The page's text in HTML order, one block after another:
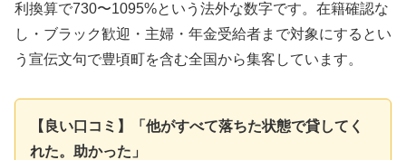
利換算で730〜1095%という法外な数字です。在籍確認な
し・ブラック歓迎・主婦・年金受給者まで対象にするとい
う宣伝文句で豊頃町を含む全国から集客しています。
【良い口コミ】「他がすべて落ちた状態で貸してく
れた。助かった」